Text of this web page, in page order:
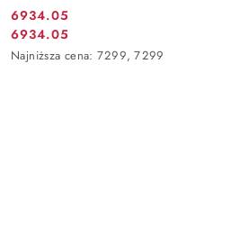
Cena
promocyjna:
6934.05
Cena
promocyjna:
6934.05
Najniższa
Najniższa cena: 7299, 7299